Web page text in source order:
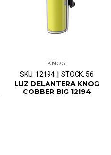
KNOG
SKU: 12194 | STOCK: 56
LUZ DELANTERA KNOG
COBBER BIG 12194